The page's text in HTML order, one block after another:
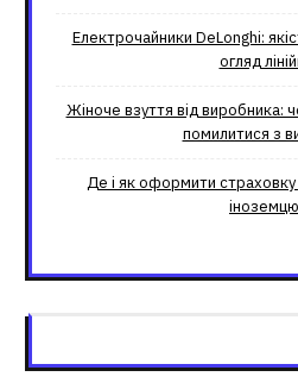
Електрочайники DeLonghi:
огляд
Жіноче взуття від виробника:
помилитися з
Де і як оформити страховку